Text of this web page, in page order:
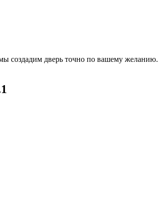
создадим дверь точно по вашему желанию.